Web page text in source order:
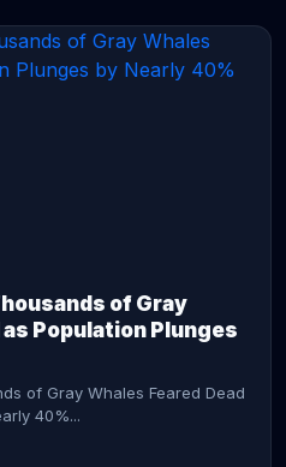
of Gray
as Population Plunges
of Gray Whales Feared Dead
40%...